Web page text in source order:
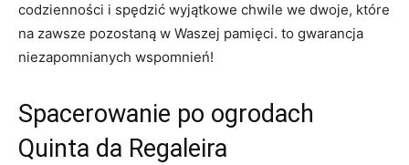
codzienności i spędzić wyjątkowe chwile we dwoje, które
na zawsze pozostaną w Waszej pamięci. to gwarancja
niezapomnianych wspomnień!
Spacerowanie po ogrodach
Quinta da Regaleira